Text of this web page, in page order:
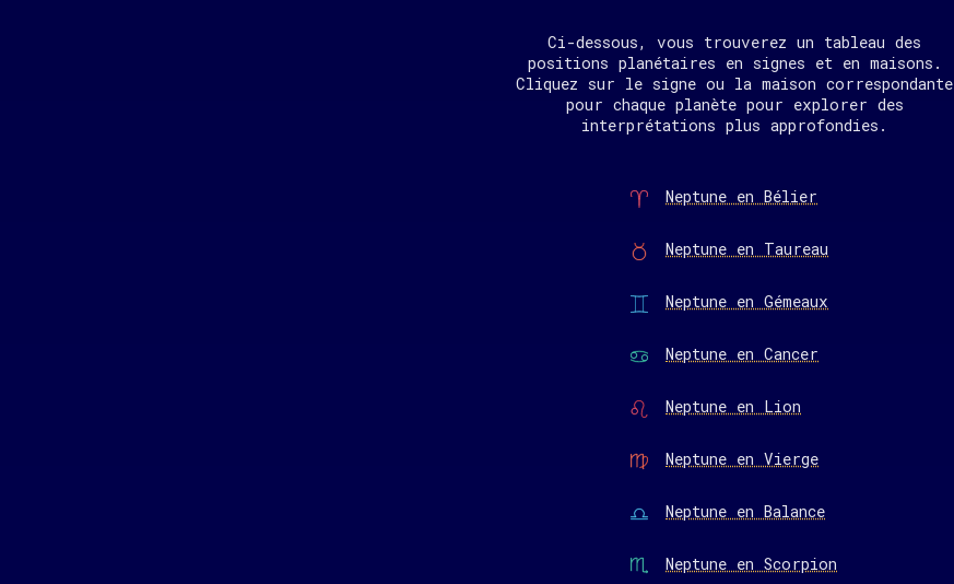
Ci-dessous, vous trouverez un tableau des
positions planétaires en signes et en maisons.
Cliquez sur le signe ou la maison correspondante
pour chaque planète pour explorer des
interprétations plus approfondies.
Neptune en Bélier
Neptune en Taureau
Neptune en Gémeaux
Neptune en Cancer
Neptune en Lion
Neptune en Vierge
Neptune en Balance
Neptune en Scorpion